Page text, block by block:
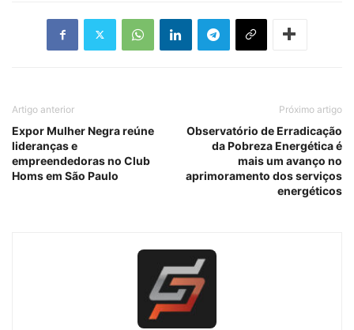
Artigo anterior
Expor Mulher Negra reúne
lideranças e
empreendedoras no Club
Homs em São Paulo
Próximo artigo
Observatório de Erradicação
da Pobreza Energética é
mais um avanço no
aprimoramento dos serviços
energéticos